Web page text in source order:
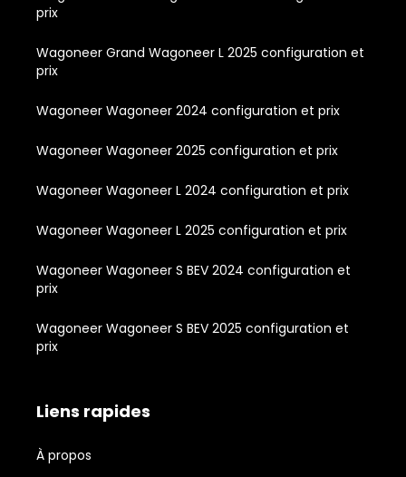
prix
Wagoneer Grand Wagoneer L 2025 configuration et
prix
Wagoneer Wagoneer 2024 configuration et prix
Wagoneer Wagoneer 2025 configuration et prix
Wagoneer Wagoneer L 2024 configuration et prix
Wagoneer Wagoneer L 2025 configuration et prix
Wagoneer Wagoneer S BEV 2024 configuration et
prix
Wagoneer Wagoneer S BEV 2025 configuration et
prix
Liens rapides
À propos